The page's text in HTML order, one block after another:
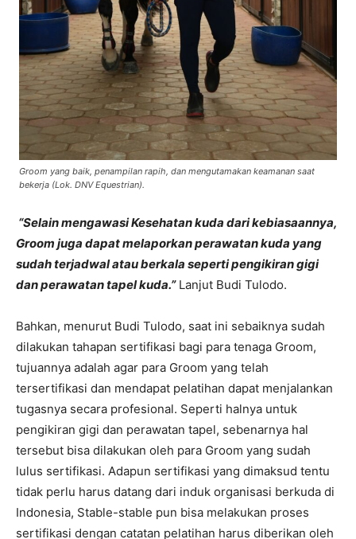
Groom yang baik, penampilan rapih, dan mengutamakan keamanan saat
bekerja (Lok. DNV Equestrian).
“Selain mengawasi Kesehatan kuda dari kebiasaannya,
Groom juga dapat melaporkan perawatan kuda yang
sudah terjadwal atau berkala seperti pengikiran gigi
dan perawatan tapel kuda.”Lanjut Budi Tulodo.
Bahkan, menurut Budi Tulodo, saat ini sebaiknya sudah
dilakukan tahapan sertifikasi bagi para tenaga Groom,
tujuannya adalah agar para Groom yang telah
tersertifikasi dan mendapat pelatihan dapat menjalankan
tugasnya secara profesional. Seperti halnya untuk
pengikiran gigi dan perawatan tapel, sebenarnya hal
tersebut bisa dilakukan oleh para Groom yang sudah
lulus sertifikasi. Adapun sertifikasi yang dimaksud tentu
tidak perlu harus datang dari induk organisasi berkuda di
Indonesia, Stable-stable pun bisa melakukan proses
sertifikasi dengan catatan pelatihan harus diberikan oleh